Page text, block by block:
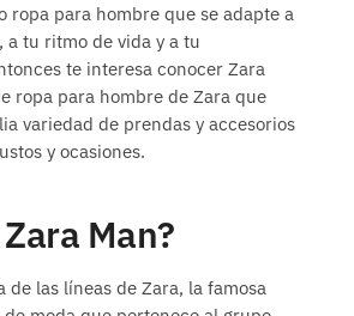
ropa para hombre que se adapte a
a tu ritmo de vida y a tu
te interesa conocer Zara
ropa para hombre de Zara que
variedad de prendas y accesorios
y ocasiones.
Man?
de las líneas de Zara, la famosa